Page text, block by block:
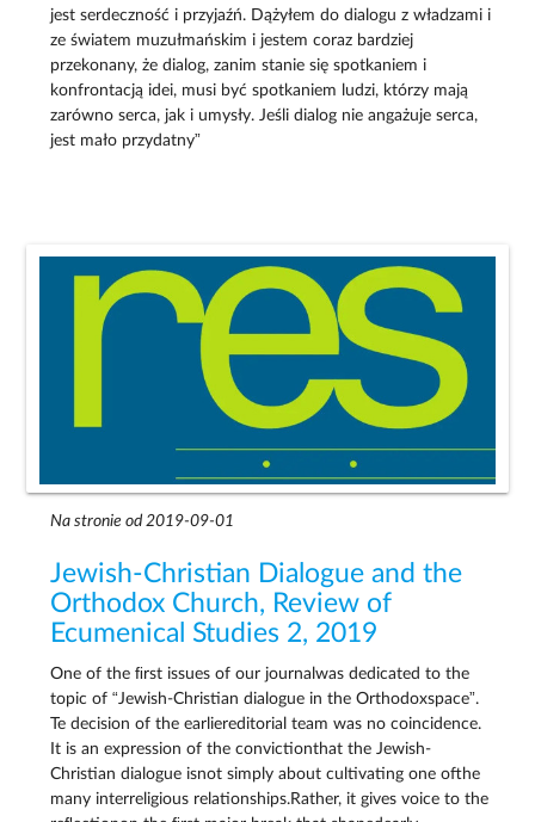
jest serdeczność i przyjaźń. Dążyłem do dialogu z władzami i
ze światem muzułmańskim i jestem coraz bardziej
przekonany, że dialog, zanim stanie się spotkaniem i
konfrontacją idei, musi być spotkaniem ludzi, którzy mają
zarówno serca, jak i umysły. Jeśli dialog nie angażuje serca,
jest mało przydatny”
Na stronie od 2019-09-01
Jewish-Christian Dialogue and the
Orthodox Church, Review of
Ecumenical Studies 2, 2019
One of the ﬁrst issues of our journalwas dedicated to the
topic of “Jewish-Christian dialogue in the Orthodoxspace”.
Te decision of the earliereditorial team was no coincidence.
It is an expression of the convictionthat the Jewish-
Christian dialogue isnot simply about cultivating one ofthe
many interreligious relationships.Rather, it gives voice to the